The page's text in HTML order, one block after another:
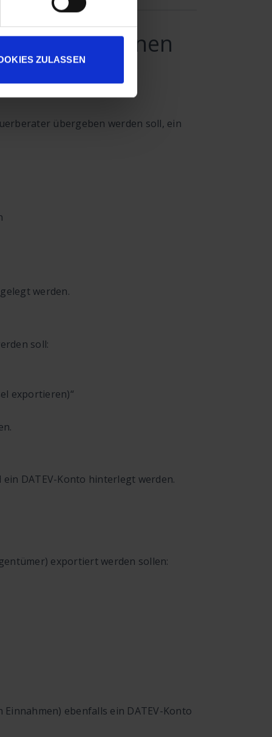
ZULASSEN
zuordnen
übergeben werden soll, ein
werden.
soll:
exportieren)“
DATEV-Konto hinterlegt werden.
exportiert werden sollen:
ebenfalls ein DATEV-Konto